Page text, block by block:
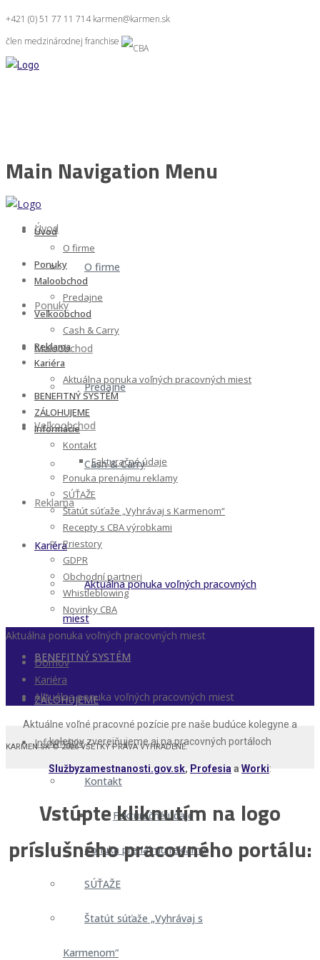
+421 (0) 51 77 11 714 karmen@karmen.sk
člen medzinárodnej franchise
Main Navigation Menu
Úvod
O firme
Ponuky
Maloobchod
Predajne
Veľkoobchod
Cash & Carry
Reklama
Kariéra
Aktuálna ponuka voľných pracovných
miest
BENEFITNÝ SYSTÉM
ZÁLOHUJEME
Informácie
Kontakt
Fakturačné údaje
Ponuka prenájmu reklamy
SÚŤAŽE
Štatút súťaže „Vyhrávaj s
Karmenom“
Úvod
O firme
Ponuky
Maloobchod
Predajne
Veľkoobchod
Cash & Carry
Reklama
Kariéra
Aktuálna ponuka voľných pracovných miest
BENEFITNÝ SYSTÉM
ZÁLOHUJEME
Informácie
Kontakt
Fakturačné údaje
Ponuka prenájmu reklamy
SÚŤAŽE
Štatút súťaže „Vyhrávaj s Karmenom“
Recepty s CBA výrobkami
Priestory
GDPR
Obchodní partneri
Whistleblowing
Novinky CBA
Aktuálna ponuka voľných pracovných miest
Domov
Kariéra
Aktuálna ponuka voľných pracovných miest
Aktuálne voľné pracovné pozície pre naše budúce kolegyne a
kolegov zverejňujeme aj na pracovných portáloch
Službyzamestnanosti.gov.sk, Profesia a Worki:
Vstúpte kliknutím na logo
príslušného pracovného portálu:
KARMEN.SK © 2026 VŠETKY PRÁVA VYHRADENÉ.